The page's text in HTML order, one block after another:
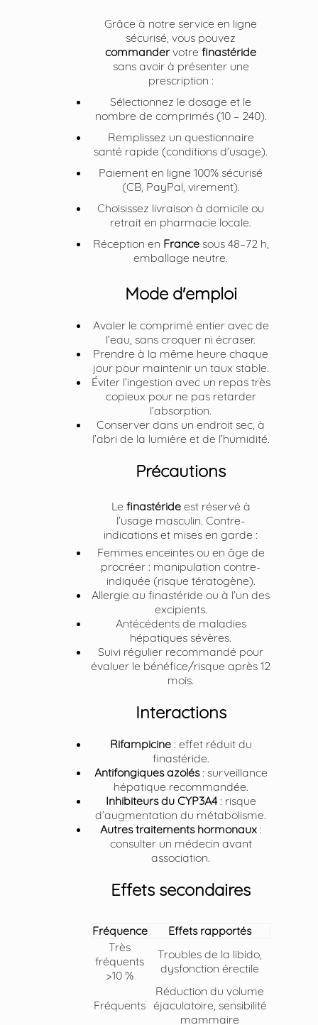
Grâce à notre service en ligne
sécurisé, vous pouvez
commandervotrefinastéride
sans avoir à présenter une
prescription :
Sélectionnez le dosage et le
nombre de comprimés (10 – 240).
Remplissez un questionnaire
santé rapide (conditions d’usage).
Paiement en ligne 100% sécurisé
(CB, PayPal, virement).
Choisissez livraison à domicile ou
retrait en pharmacie locale.
Réception en Francesous 48–72 h,
emballage neutre.
Mode d'emploi
Avaler le comprimé entier avec de
l’eau, sans croquer ni écraser.
Prendre à la même heure chaque
jour pour maintenir un taux stable.
Éviter l’ingestion avec un repas très
copieux pour ne pas retarder
l’absorption.
Conserver dans un endroit sec, à
l’abri de la lumière et de l’humidité.
Précautions
Le finastérideest réservé à
l’usage masculin. Contre-
indications et mises en garde :
Femmes enceintes ou en âge de
procréer : manipulation contre-
indiquée (risque tératogène).
Allergie au finastéride ou à l’un des
excipients.
Antécédents de maladies
hépatiques sévères.
Suivi régulier recommandé pour
évaluer le bénéfice/risque après 12
mois.
Interactions
Rifampicine: effet réduit du
finastéride.
Antifongiques azolés: surveillance
hépatique recommandée.
Inhibiteurs du CYP3A4: risque
d’augmentation du métabolisme.
Autres traitements hormonaux:
consulter un médecin avant
association.
Effets secondaires
Fréquence
Effets rapportés
Très
fréquents
>10 %
Troubles de la libido,
dysfonction érectile
Fréquents
Réduction du volume
éjaculatoire, sensibilité
mammaire